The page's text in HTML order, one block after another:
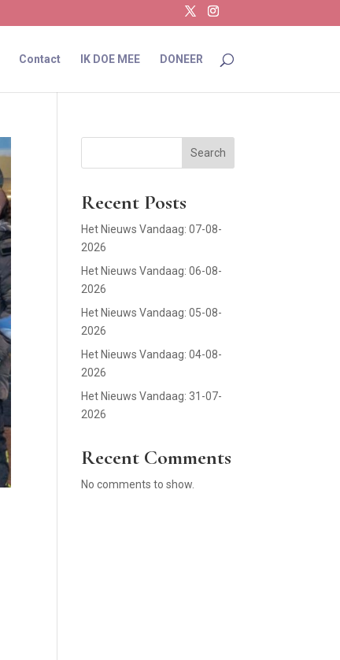
Contact IK DOE MEE DONEER
Search
Recent Posts
Het Nieuws Vandaag: 07-08-
2026
Het Nieuws Vandaag: 06-08-
2026
Het Nieuws Vandaag: 05-08-
2026
Het Nieuws Vandaag: 04-08-
2026
Het Nieuws Vandaag: 31-07-
2026
Recent Comments
No comments to show.